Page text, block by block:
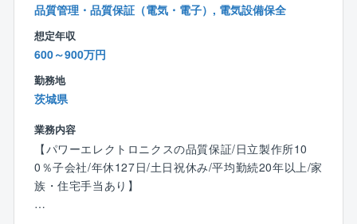
■削減施策：
・事務系業務を専門スタッフに集約
・技術系業務をテクニカルアシスタントチームが担当
・クラウド上での測定記録一括管理
・プレハブセンターでの事前加工・直納
・時間外管理システムによる警告・有給促進
業務分散
・当番制の見直し。削減実績：2024年度の全体平均月
労働時間は170.1時間（2020年度比：178.1時間から削
減）。
品質管理・品質保証（電気・電子）, 電気設備保全
想定年収
600～900万円
勤務地
茨城県
業務内容
【パワーエレクトロニクスの品質保証/日立製作所10
0％子会社/年休127日/土日祝休み/平均勤続20年以上/家
族・住宅手当あり】